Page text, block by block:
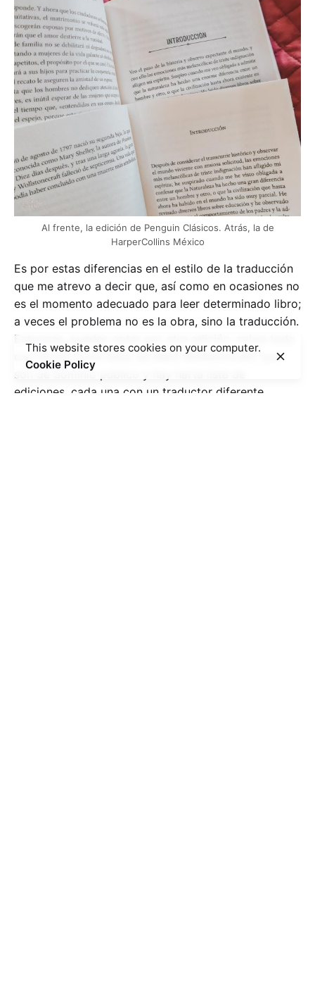
Al frente, la edición de Penguin Clásicos. Atrás, la de
HarperCollins México
Es por estas diferencias en el estilo de la traducción
que me atrevo a decir que, así como en ocasiones no
es el momento adecuado para leer determinado libro;
a veces el problema no es la obra, sino la traducción.
Entonces, puedes optar por otra edición, sobre todo
con títulos como éste, de Mary Wollstoncraft, que
son de dominio público y hay harta lista de
ediciones, cada una con un traductor diferente.
This website stores cookies on your computer.
Cookie Policy